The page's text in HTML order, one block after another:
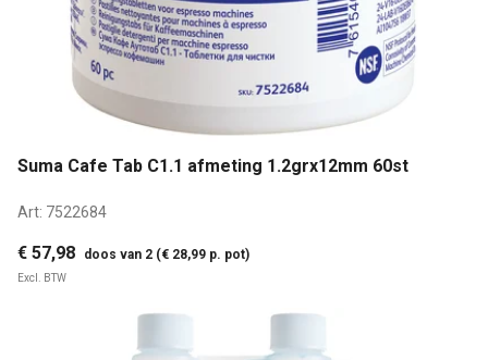
Suma Cafe Tab C1.1 afmeting 1.2grx12mm 60st
Art: 7522684
€ 57,98 doos van 2 (€ 28,99 p. pot)
Excl. BTW